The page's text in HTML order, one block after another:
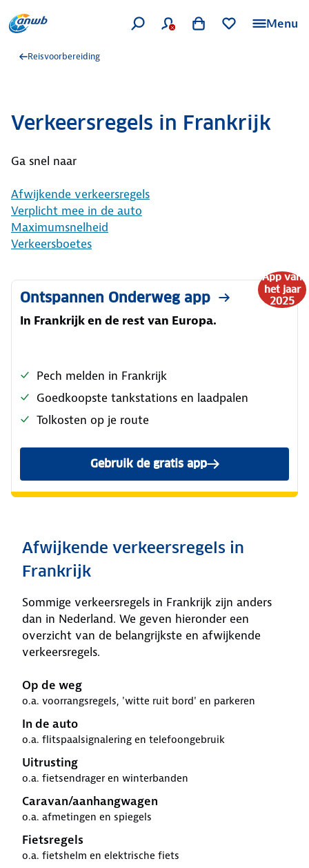
Menu
Reisvoorbereiding
Verkeersregels in Frankrijk
Ga snel naar
Afwijkende verkeersregels
Verplicht mee in de auto
Maximumsnelheid
Verkeersboetes
App van
het jaar
2025
Ontspannen Onderweg app
In Frankrijk en de rest van Europa.
Pech melden in Frankrijk
Goedkoopste tankstations en laadpalen
Tolkosten op je route
Gebruik de gratis app
Afwijkende verkeersregels in
Frankrijk
Sommige verkeersregels in Frankrijk zijn anders
dan in Nederland. We geven hieronder een
overzicht van de belangrijkste en afwijkende
verkeersregels.
Op de weg
o.a. voorrangsregels, 'witte ruit bord' en parkeren
In de auto
o.a. flitspaalsignalering en telefoongebruik
Uitrusting
o.a. fietsendrager en winterbanden
Caravan/aanhangwagen
o.a. afmetingen en spiegels
Fietsregels
o.a. fietshelm en elektrische fiets